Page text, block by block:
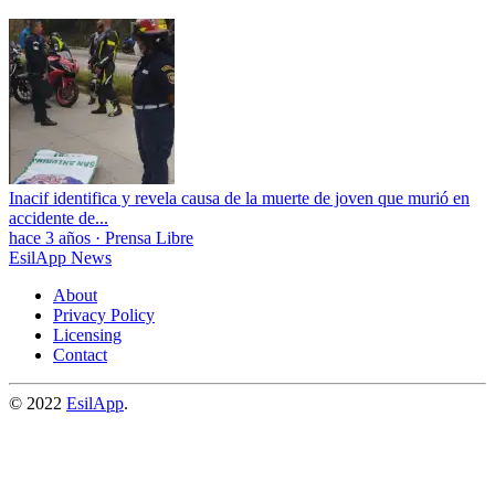
Inacif identifica y revela causa de la muerte de joven que murió en
accidente de...
hace 3 años · Prensa Libre
EsilApp News
About
Privacy Policy
Licensing
Contact
© 2022 EsilApp.